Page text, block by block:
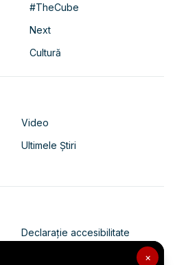
×
#TheCube
Next
Cultură
Video
Ultimele Știri
Declarație accesibilitate
Politica de confidențialitate